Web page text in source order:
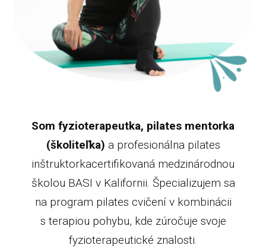
Som fyzioterapeutka, pilates mentorka
(školiteľka) a profesionálna pilates
inštruktorkacertifikovaná medzinárodnou
školou BASI v Kalifornii. Špecializujem sa
na program pilates cvičení v kombinácii
s terapiou pohybu, kde zúročuje svoje
fyzioterapeutické znalosti.